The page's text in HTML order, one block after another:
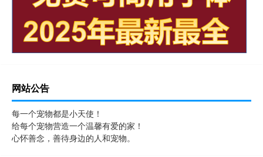
网站公告
每一个宠物都是小天使！
给每个宠物营造一个温馨有爱的家！
心怀善念，善待身边的人和宠物。